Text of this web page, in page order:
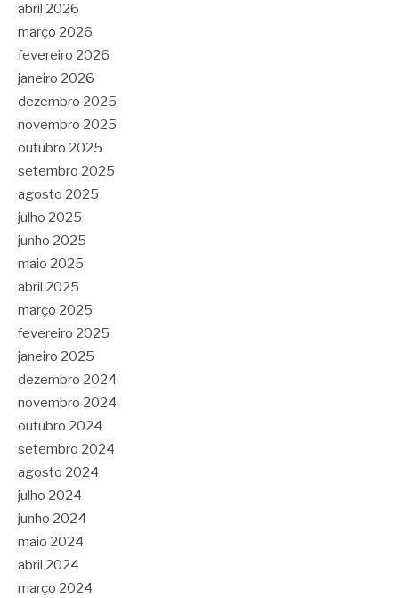
abril 2026
março 2026
fevereiro 2026
janeiro 2026
dezembro 2025
novembro 2025
outubro 2025
setembro 2025
agosto 2025
julho 2025
junho 2025
maio 2025
abril 2025
março 2025
fevereiro 2025
janeiro 2025
dezembro 2024
novembro 2024
outubro 2024
setembro 2024
agosto 2024
julho 2024
junho 2024
maio 2024
abril 2024
março 2024